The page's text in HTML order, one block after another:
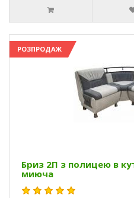
РОЗПРОДАЖ
Бриз 2П з полицею в
миюча